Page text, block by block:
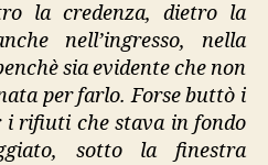
la credenza, dietro la
nell’ingresso, nella
sia evidente che non
per farlo. Forse buttò i
i rifiuti che stava in fondo
sotto la finestra